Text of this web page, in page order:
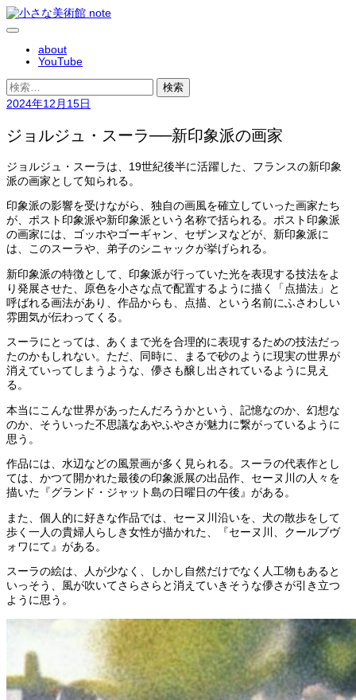
コ
ン
へ
ス
キ
ッ
プ
メ
ー
about
YouTube
検
索:
2024年12月15日
ジョルジュ・スーラ──新印象派の画家
ジョルジュ・スーラは、19世紀後半に活躍した、フランスの新印象
派の画家として知られる。
印象派の影響を受けながら、独自の画風を確立していった画家たち
が、ポスト印象派や新印象派という名称で括られる。ポスト印象派
の画家には、ゴッホやゴーギャン、セザンヌなどが、新印象派に
は、このスーラや、弟子のシニャックが挙げられる。
新印象派の特徴として、印象派が行っていた光を表現する技法をよ
り発展させた、原色を小さな点で配置するように描く「点描法」と
呼ばれる画法があり、作品からも、点描、という名前にふさわしい
雰囲気が伝わってくる。
スーラにとっては、あくまで光を合理的に表現するための技法だっ
たのかもしれない。ただ、同時に、まるで砂のように現実の世界が
消えていってしまうような、儚さも醸し出されているように見え
る。
本当にこんな世界があったんだろうかという、記憶なのか、幻想な
のか、そういった不思議なあやふやさが魅力に繋がっているように
思う。
作品には、水辺などの風景画が多く見られる。スーラの代表作とし
ては、かつて開かれた最後の印象派展の出品作、セーヌ川の人々を
描いた『グランド・ジャット島の日曜日の午後』がある。
また、個人的に好きな作品では、セーヌ川沿いを、犬の散歩をして
歩く一人の貴婦人らしき女性が描かれた、『セーヌ川、クールブヴ
ォワにて』がある。
スーラの絵は、人が少なく、しかし自然だけでなく人工物もあると
いっそう、風が吹いてさらさらと消えていきそうな儚さが引き立つ
ように思う。